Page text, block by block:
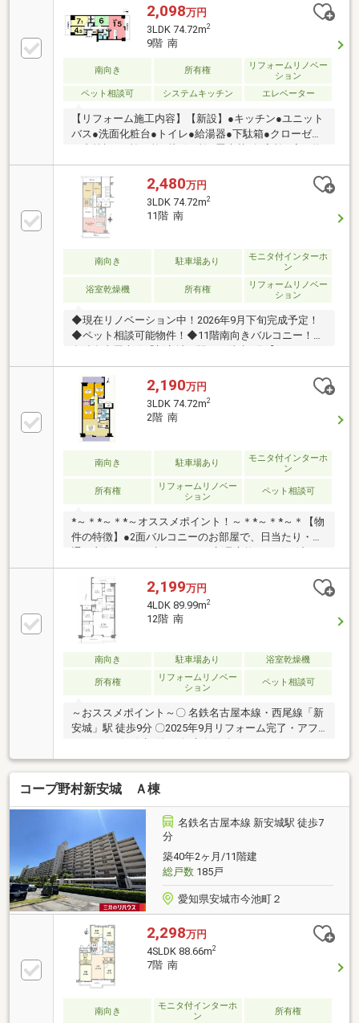
2,098万円
3LDK 74.72m2
9階 南
南向き 所有権
リフォームリノベー
ション
ペット相談可
システムキッチン エレベーター
【リフォーム施工内容】【新設】●キッチン●ユニット
バス●洗面化粧台●トイレ●給湯器●下駄箱●クローゼッ
入内可動棚●分電盤●各スイッチ・コンセント・ローゼ
ット●カーテンレール●給気口●エアコンスリーブ●建具
●クローゼット●エアコン専用回路（洋室２部屋）【共
通】●床貼替（トイレ・洗面はクッションフロア貼
替）●壁・天井クロス貼替【その他】キッチン天井ま
で壁解体（カウンター部分）等
2,480万円
3LDK 74.72m2
11階 南
南向き 駐車場あり
モニタ付インターホ
ン
浴室乾燥機 所有権
リフォームリノベー
ション
◆現在リノベーション中！2026年9月下旬完成予定！
◆ペット相談可能物件！◆11階南向きバルコニー！◆
なたにおすすめです！】◎ペットと一緒に暮らせるお
部屋をお探しの方！◎生活環境が整っている地域でお
探しの方！◆◇◆◇物件見学 予約 受付中
◇◆◇◆ゆっくりご見学いただく為、１組ずつご案内
させていただいております。事前にご予約をお願いい
たします。【お問い合わせ窓口】ＴＥＬ：０１２０－
３４－０９０９
2,190万円
3LDK 74.72m2
2階 南
南向き 駐車場あり
モニタ付インターホ
ン
所有権
リフォームリノベー
ション
ペット相談可
*～＊*～＊*～オススメポイント！～＊*～＊*～＊【物
件の特徴】●2面バルコニーのお部屋で、日当たり・風
と同時に新生活が始められます。●各部屋に収納が設
置されているので家の中が綺麗に片付きます。●全室
フローリング設計でお掃除楽々です。【周辺環境】■
スーパー・コンビニまで徒歩圏内と日々の生活に便利
な環境！■名鉄『新安城』駅まで徒歩約8分と通勤・通
学に便利な立地です！お気軽にお問い合わせくださ
2,199万円
4LDK 89.99m2
12階 南
南向き 駐車場あり 浴室乾燥機
所有権
リフォームリノベー
ション
ペット相談可
～おススメポイント～〇 名鉄名古屋本線・西尾線「新
安城」駅 徒歩9分 〇2025年9月リフォーム完了・アフ
る4LDK 〇 ペット飼育可 〇 12階部分・陽当り・通風・
眺望良好 ～利便性高い周辺環境～ 〇 今池小学校 徒歩4
分 〇 安城北中学校 徒歩23分 〇 イトーヨーカドー安城
店 徒歩7分 〇 ファミリーマート 徒歩7分 〇今池小学校
／安城北中学校エリア
コープ野村新安城 Ａ棟
名鉄名古屋本線 新安城駅 徒歩7
分
築40年2ヶ月/11階建
総戸数185戸
愛知県安城市今池町２
2,298万円
4SLDK 88.66m2
7階 南
南向き
モニタ付インターホ
ン
所有権